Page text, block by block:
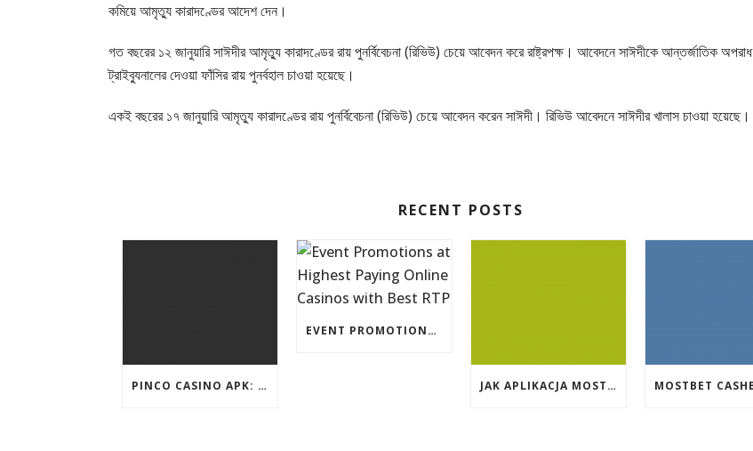
কমিয়ে আমৃত্যু কারাদণ্ডের আদেশ দেন।
গত বছরের ১২ জানুয়ারি সাঈদীর আমৃত্যু কারাদণ্ডের রায় পুনর্বিবেচনা (রিভিউ) চেয়ে আবেদন করে রাষ্ট্রপক্ষ। আবেদনে সাঈদীকে আন্তর্জাতিক অপরাধ
ট্রাইব্যুনালের দেওয়া ফাঁসির রায় পুনর্বহাল চাওয়া হয়েছে।
একই বছরের ১৭ জানুয়ারি আমৃত্যু কারাদণ্ডের রায় পুনর্বিবেচনা (রিভিউ) চেয়ে আবেদন করেন সাঈদী। রিভিউ আবেদনে সাঈদীর খালাস চাওয়া হয়েছে।
RECENT POSTS
PINCO CASINO APK: OYUN SEÇIMLƏRININ İCMALI
EVENT PROMOTIONS AT HIGHEST PAYING ONLINE CASINOS WITH BEST RTP
JAK APLIKACJA MOSTBET WSPIERA UŻYTKOWNIKÓW ANDROIDA?